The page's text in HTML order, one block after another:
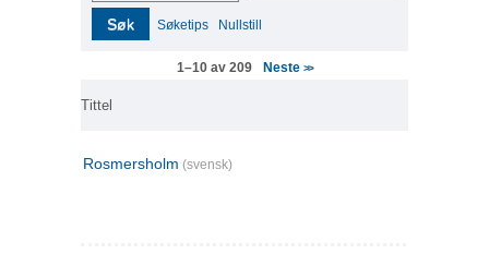
Søk Søketips Nullstill
1–10 av 209 Neste >>
Tittel
Rosmersholm (svensk)